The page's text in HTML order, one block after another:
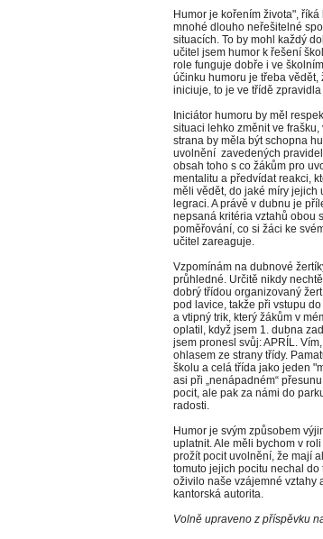
Humor je kořením života",
mnohé dlouho neřešitelné
situacích. To by mohl každý
učitel jsem humor k řešení
role funguje dobře i ve
účinku humoru je třeba
iniciuje, to je ve třídě
Iniciátor humoru by měl
situaci lehko změnit ve
strana by měla být schopna
uvolnění zavedených
obsah toho s co žákům pro
mentalitu a předvídat reakci,
měli vědět, do jaké míry jejich
legraci. A právě v dubnu je
nepsaná kritéria vztahů obou
poměřování, co si žáci ke
učitel zareaguje.
Vzpomínám na dubnové
průhledné. Určitě nikdy
dobrý třídou organizovaný
pod lavice, takže při vstupu
a vtipný trik, který žákům v
oplatil, když jsem 1. dubna
jsem pronesl svůj: APRÍL.
ohlasem ze strany třídy.
školu a celá třída jako jeden
asi při „nenápadném“
pocit, ale pak za námi do
radosti.
Humor je svým způsobem
uplatnit. Ale měli bychom v
prožít pocit uvolnění, že mají
tomuto jejich pocitu nechal
oživilo naše vzájemné vztahy
kantorská autorita.
Volně upraveno z příspěvku